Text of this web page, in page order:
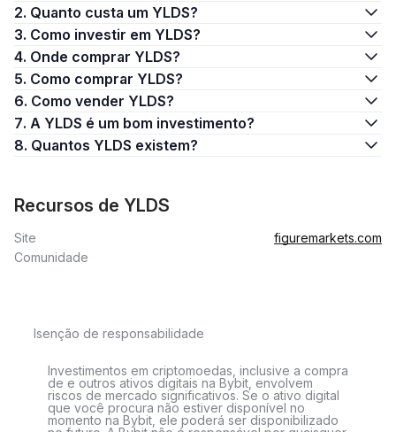
2. Quanto custa um YLDS?
3. Como investir em YLDS?
4. Onde comprar YLDS?
5. Como comprar YLDS?
6. Como vender YLDS?
7. A YLDS é um bom investimento?
8. Quantos YLDS existem?
Recursos de YLDS
Site
figuremarkets.com
Comunidade
Isenção de responsabilidade
Investimentos em criptomoedas, inclusive a compra
de e outros ativos digitais na Bybit, envolvem
riscos de mercado significativos. Se o ativo digital
que você procura não estiver disponível no
momento na Bybit, ele poderá ser disponibilizado